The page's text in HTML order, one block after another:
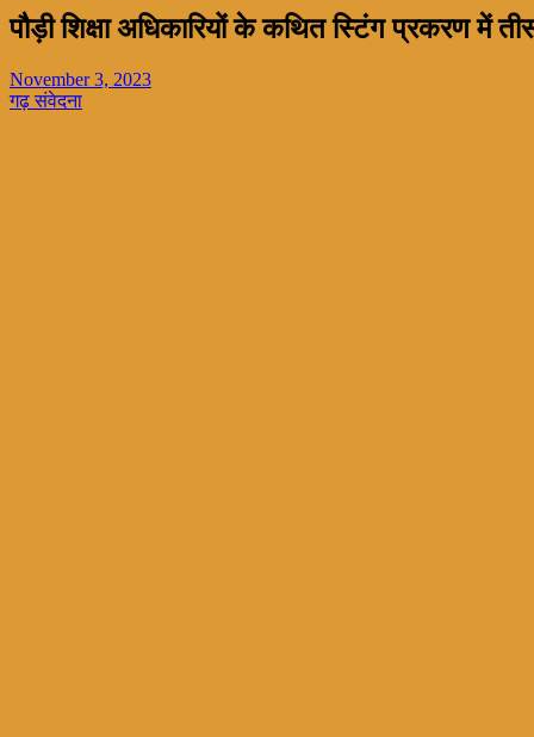
पौड़ी शिक्षा अधिकारियों के कथित स्टिंग प्रकरण में
November 3, 2023
गढ़ संवेदना